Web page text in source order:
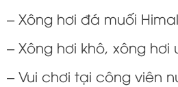
– Xông hơi đá muối
– Xông hơi khô, xông hơi
– Vui chơi tại công viên